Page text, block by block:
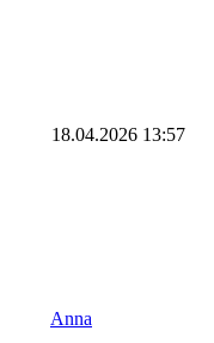
18.04.2026 13:57
Anna